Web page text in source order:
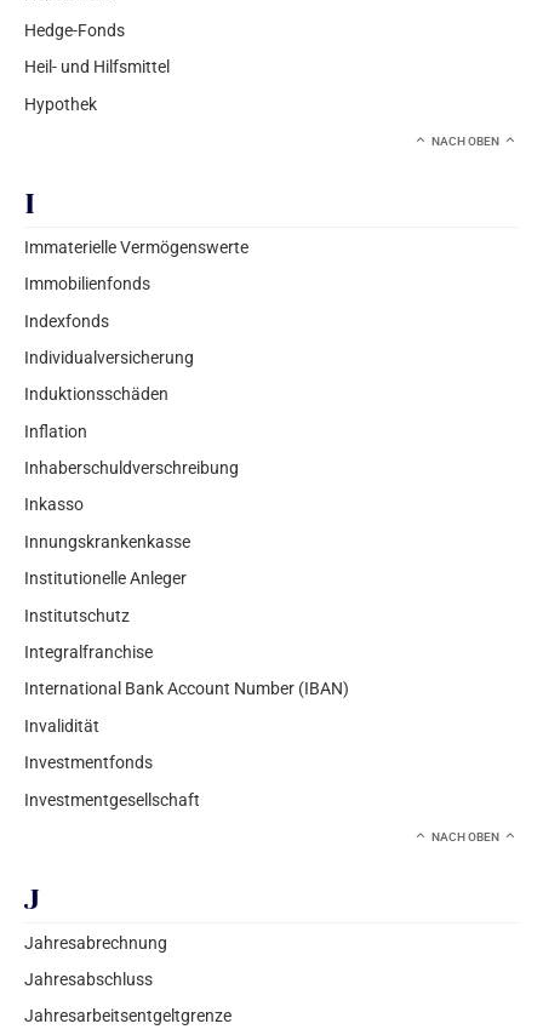
Hedge-Fonds
Heil- und Hilfsmittel
Hypothek
NACH OBEN
I
Immaterielle Vermögenswerte
Immobilienfonds
Indexfonds
Individualversicherung
Induktionsschäden
Inflation
Inhaberschuldverschreibung
Inkasso
Innungskrankenkasse
Institutionelle Anleger
Institutschutz
Integralfranchise
International Bank Account Number (IBAN)
Invalidität
Investmentfonds
Investmentgesellschaft
NACH OBEN
J
Jahresabrechnung
Jahresabschluss
Jahresarbeitsentgeltgrenze